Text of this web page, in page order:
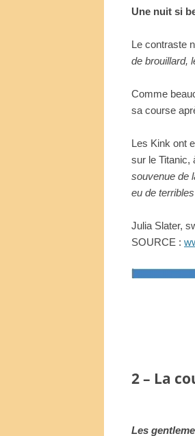
Une nuit si
Le contraste
de brouillard,
Comme
sa course
Les Kink ont
sur le Titanic,
souvenue de
eu de
Julia Slater,
SOURCE :
2 – La
Les